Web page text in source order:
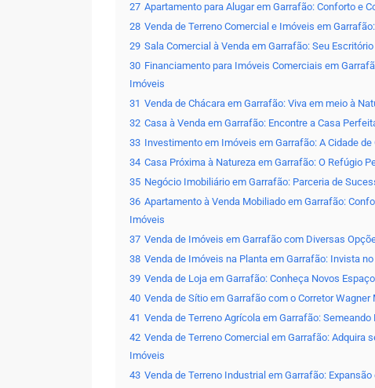
27 Apartamento para Alugar em Garrafão: Conforto e
28 Venda de Terreno Comercial e Imóveis em
29 Sala Comercial à Venda em Garrafão: Seu
30 Financiamento para Imóveis Comerciais em
Imóveis
31 Venda de Chácara em Garrafão: Viva em meio à
32 Casa à Venda em Garrafão: Encontre a Casa
33 Investimento em Imóveis em Garrafão: A Cidade
34 Casa Próxima à Natureza em Garrafão: O Refúgio
35 Negócio Imobiliário em Garrafão: Parceria de
36 Apartamento à Venda Mobiliado em Garrafão:
Imóveis
37 Venda de Imóveis em Garrafão com Diversas
38 Venda de Imóveis na Planta em Garrafão: Invista
39 Venda de Loja em Garrafão: Conheça Novos
40 Venda de Sítio em Garrafão com o Corretor Wagner
41 Venda de Terreno Agrícola em Garrafão:
42 Venda de Terreno Comercial em Garrafão: Adquira
Imóveis
43 Venda de Terreno Industrial em Garrafão: